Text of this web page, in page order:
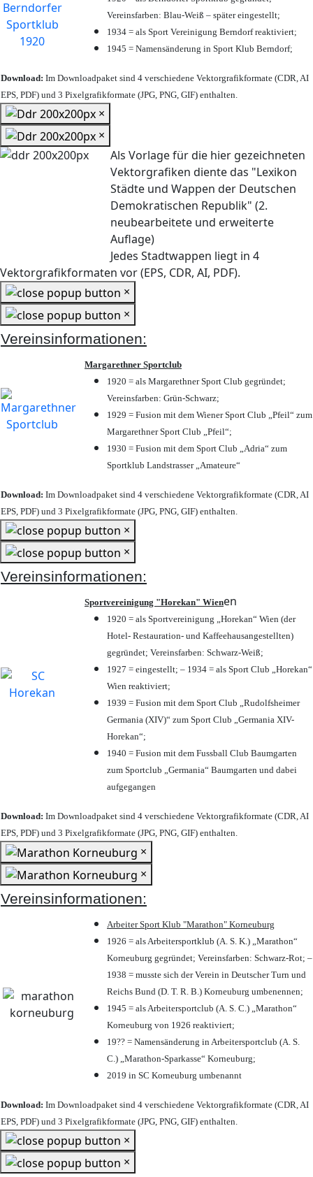
Vereinsfarben: Blau-Weiß – später eingestellt;
1934 = als Sport Vereinigung Berndorf reaktiviert;
1945 = Namensänderung in Sport Klub Berndorf;
Download: Im Downloadpaket sind 4 verschiedene Vektorgrafikformate (CDR, AI
EPS, PDF) und 3 Pixelgrafikformate (JPG, PNG, GIF) enthalten.
×
×
Als Vorlage für die hier gezeichneten
Vektorgrafiken diente das "Lexikon
Städte und Wappen der Deutschen
Demokratischen Republik" (2.
neubearbeitete und erweiterte
Auflage)
Jedes Stadtwappen liegt in 4
Vektorgrafikformaten vor (EPS, CDR, AI, PDF).
×
×
Vereinsinformationen:
Margarethner Sportclub
1920 = als Margarethner Sport Club gegründet;
Vereinsfarben: Grün-Schwarz;
1929 = Fusion mit dem Wiener Sport Club „Pfeil“ zum
Margarethner Sport Club „Pfeil“;
1930 = Fusion mit dem Sport Club „Adria“ zum
Sportklub Landstrasser „Amateure“
Download: Im Downloadpaket sind 4 verschiedene Vektorgrafikformate (CDR, AI
EPS, PDF) und 3 Pixelgrafikformate (JPG, PNG, GIF) enthalten.
×
×
Vereinsinformationen:
Sportvereinigung "Horekan" Wienen
1920 = als Sportvereinigung „Horekan“ Wien (der
Hotel- Restauration- und Kaffeehausangestellten)
gegründet; Vereinsfarben: Schwarz-Weiß;
1927 = eingestellt; – 1934 = als Sport Club „Horekan“
Wien reaktiviert;
1939 = Fusion mit dem Sport Club „Rudolfsheimer
Germania (XIV)“ zum Sport Club „Germania XIV-
Horekan“;
1940 = Fusion mit dem Fussball Club Baumgarten
zum Sportclub „Germania“ Baumgarten und dabei
aufgegangen
Download: Im Downloadpaket sind 4 verschiedene Vektorgrafikformate (CDR, AI
EPS, PDF) und 3 Pixelgrafikformate (JPG, PNG, GIF) enthalten.
×
×
Vereinsinformationen:
Arbeiter Sport Klub "Marathon" Korneuburg
1926 = als Arbeitersportklub (A. S. K.) „Marathon“
Korneuburg gegründet; Vereinsfarben: Schwarz-Rot; –
1938 = musste sich der Verein in Deutscher Turn und
Reichs Bund (D. T. R. B.) Korneuburg umbenennen;
1945 = als Arbeitersportclub (A. S. C.) „Marathon“
Korneuburg von 1926 reaktiviert;
19?? = Namensänderung in Arbeitersportclub (A. S.
C.) „Marathon-Sparkasse“ Korneuburg;
2019 in SC Korneuburg umbenannt
Download: Im Downloadpaket sind 4 verschiedene Vektorgrafikformate (CDR, AI
EPS, PDF) und 3 Pixelgrafikformate (JPG, PNG, GIF) enthalten.
×
×